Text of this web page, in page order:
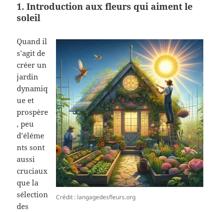
1. Introduction aux fleurs qui aiment le
soleil
Crédit : langagedesfleurs.org
Quand il
s’agit de
créer un
jardin
dynamiq
ue et
prospère
, peu
d’éléme
nts sont
aussi
cruciaux
que la
sélection
des